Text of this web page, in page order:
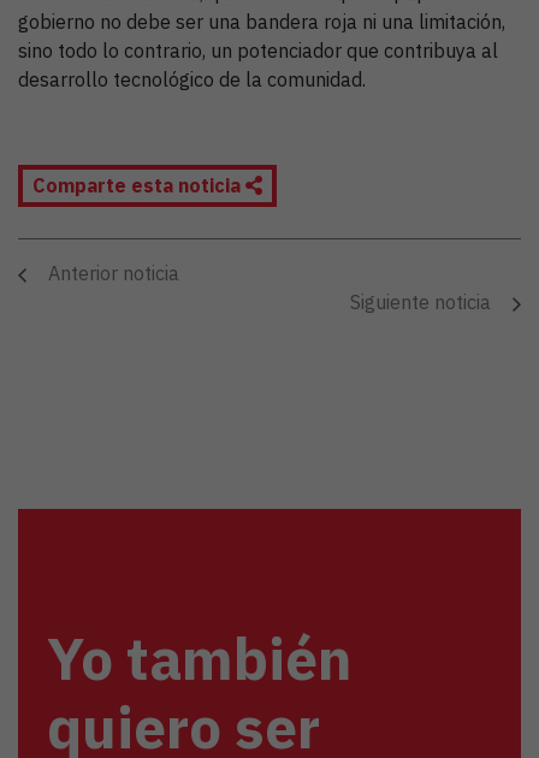
gobierno no debe ser una bandera roja ni una limitación,
sino todo lo contrario, un potenciador que contribuya al
desarrollo tecnológico de la comunidad.
Comparte esta noticia
Anterior noticia
Siguiente noticia
Yo también
quiero ser